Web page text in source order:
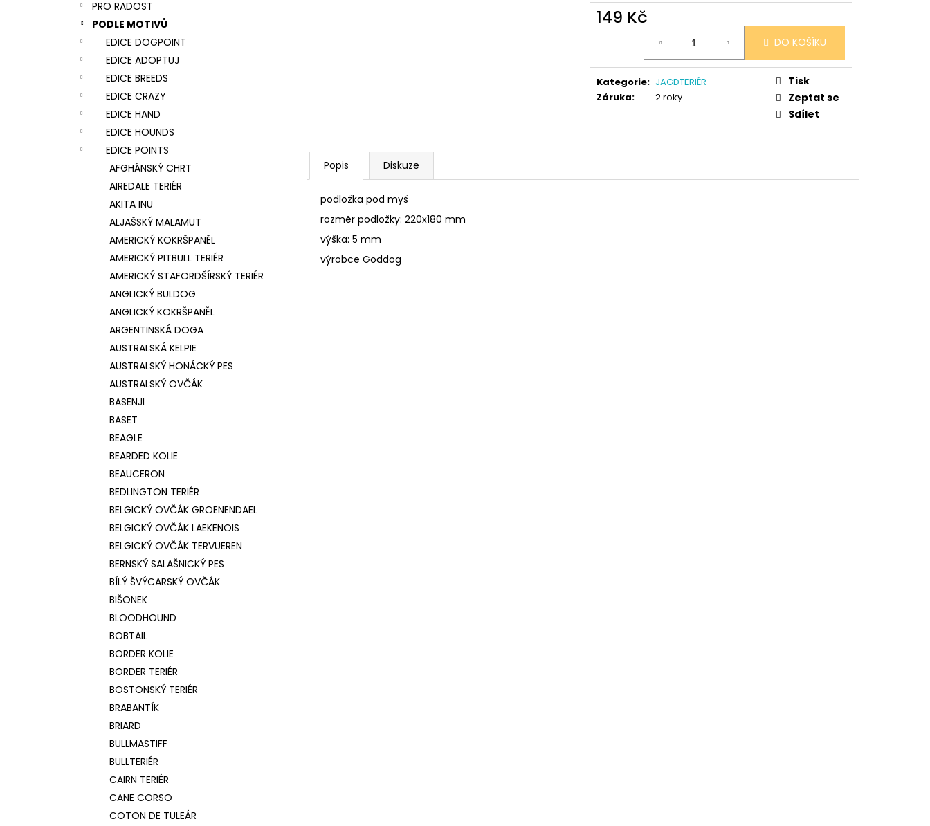
PRO RADOST
PODLE MOTIVŮ
EDICE DOGPOINT
EDICE ADOPTUJ
EDICE BREEDS
EDICE CRAZY
EDICE HAND
EDICE HOUNDS
EDICE POINTS
AFGHÁNSKÝ CHRT
AIREDALE TERIÉR
AKITA INU
ALJAŠSKÝ MALAMUT
AMERICKÝ KOKRŠPANĚL
AMERICKÝ PITBULL TERIÉR
AMERICKÝ STAFORDŠÍRSKÝ TERIÉR
ANGLICKÝ BULDOG
ANGLICKÝ KOKRŠPANĚL
ARGENTINSKÁ DOGA
AUSTRALSKÁ KELPIE
AUSTRALSKÝ HONÁCKÝ PES
AUSTRALSKÝ OVČÁK
BASENJI
BASET
BEAGLE
BEARDED KOLIE
BEAUCERON
BEDLINGTON TERIÉR
BELGICKÝ OVČÁK GROENENDAEL
BELGICKÝ OVČÁK LAEKENOIS
BELGICKÝ OVČÁK TERVUEREN
BERNSKÝ SALAŠNICKÝ PES
BÍLÝ ŠVÝCARSKÝ OVČÁK
BIŠONEK
BLOODHOUND
BOBTAIL
BORDER KOLIE
BORDER TERIÉR
BOSTONSKÝ TERIÉR
BRABANTÍK
BRIARD
BULLMASTIFF
BULLTERIÉR
CAIRN TERIÉR
CANE CORSO
COTON DE TULEÁR
149 Kč
DO KOŠÍKU
Kategorie: JAGDTERIÉR
Záruka: 2 roky
Tisk
Zeptat se
Sdílet
Popis Diskuze
podložka pod myš
rozměr podložky: 220x180 mm
výška: 5 mm
výrobce Goddog
NÁRAMEK TLAPKA - ČERNÁ
159 Kč
SÓJOVÁ SVÍČKA V PORCELÁNU RŮŽE